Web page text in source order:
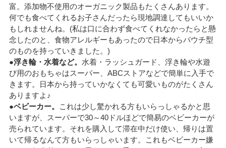
富。添加物不使用のオーガニック製品もたくさんあります。
何でも食べてくれるお子さんだったら現地調達してもいいか
もしれませんね。(私は口に合わず食べてくれなかったらと懸
念したのと、食物アレルギーもあったので日本からパウチ型
のものを持っていきました。)
●浮き輪・水着など。 水着・ラッシュガード、浮き輪や水遊
び用のおもちゃはスーパー、ABCストアなどで簡単に入手で
きます。日本から持っていかなくても可愛いものがたくさん
ありますよ♪
●ベビーカー。 これは少し驚かれる方もいらっしゃるかと思
いますが、スーパーで30～40ドルほどで簡易のベビーカーが
売られています。それを購入して滞在中だけ使い、帰りは置
いて帰るなんて方もいらっしゃいます。これもベビーカー嫌